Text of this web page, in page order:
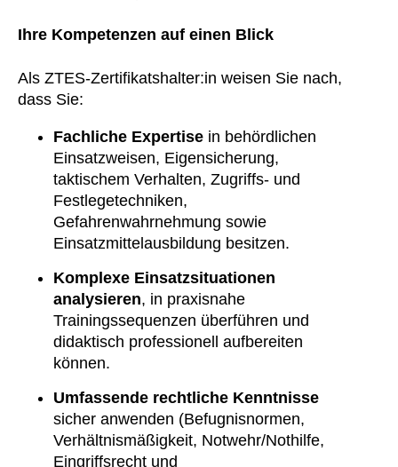
Ihre Kompetenzen auf einen Blick
Als ZTES-Zertifikatshalter:in weisen Sie nach,
dass Sie:
Fachliche Expertise in behördlichen
Einsatzweisen, Eigensicherung,
taktischem Verhalten, Zugriffs- und
Festlegetechniken,
Gefahrenwahrnehmung sowie
Einsatzmittelausbildung besitzen.
Komplexe Einsatzsituationen
analysieren, in praxisnahe
Trainingssequenzen überführen und
didaktisch professionell aufbereiten
können.
Umfassende rechtliche Kenntnisse
sicher anwenden (Befugnisnormen,
Verhältnismäßigkeit, Notwehr/Nothilfe,
Eingriffsrecht und